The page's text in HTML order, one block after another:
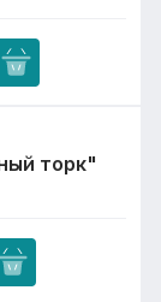
торк"